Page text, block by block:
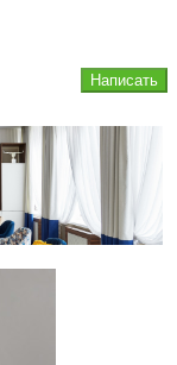
Написать